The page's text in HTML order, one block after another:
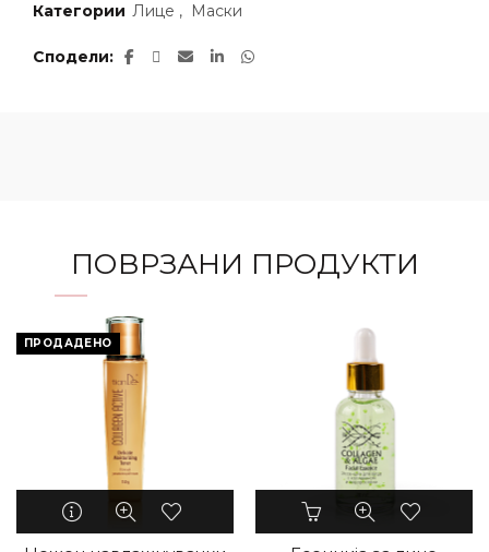
Категории Лице , Маски
Сподели
ПОВРЗАНИ ПРОДУКТИ
ПРОДАДЕНО